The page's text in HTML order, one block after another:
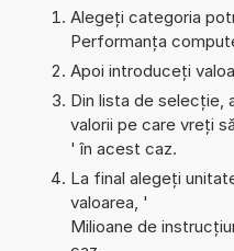
Alegeți categoria
Performanța
Apoi introduceți
Din lista de selecție,
valorii pe care vreți
' în acest caz.
La final alegeți
valoarea, '
Milioane de